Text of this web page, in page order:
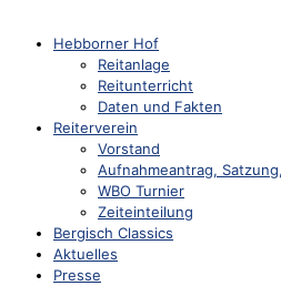
Hebborner Hof
Reitanlage
Reitunterricht
Daten und Fakten
Reiterverein
Vorstand
Aufnahmeantrag,
WBO Turnier
Zeiteinteilung
Bergisch Classics
Aktuelles
Presse